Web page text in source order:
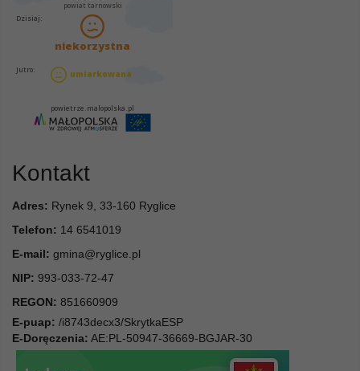
Kontakt
Adres: Rynek 9, 33-160 Ryglice
Telefon: 14 6541019
E-mail: gmina@ryglice.pl
NIP: 993-033-72-47
REGON: 851660909
E-puap: /i8743decx3/SkrytkaESP
E-Doręczenia: AE:PL-50947-36669-BGJAR-30